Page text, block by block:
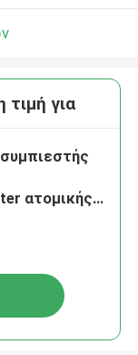
για
ατομικής